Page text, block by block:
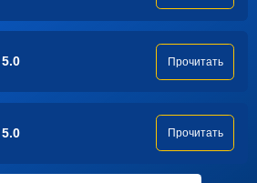
5.0 Прочитать
5.0 Прочитать